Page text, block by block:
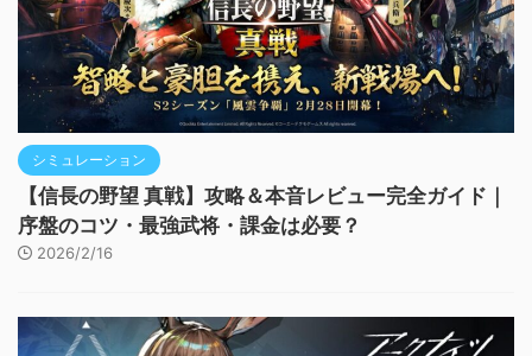
シミュレーション
【信長の野望 真戦】攻略＆本音レビュー完全ガイド｜
序盤のコツ・最強武将・課金は必要？
2026/2/16